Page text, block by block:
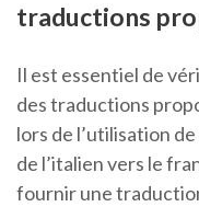
traductions
Il est essentiel de
des traductions
lors de l’utilisation
de l’italien vers le
fournir une